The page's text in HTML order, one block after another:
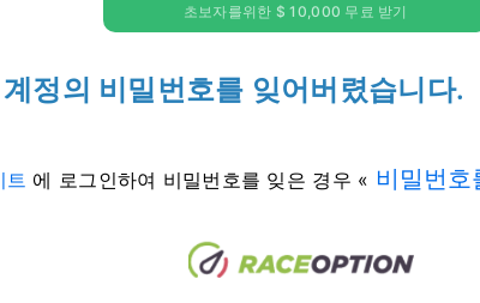
초보자를위한 $ 10,000 무료 받기
정의 비밀번호를 잊어버렸습니다.
에 로그인하여 비밀번호를 잊은 경우 « 비밀번호